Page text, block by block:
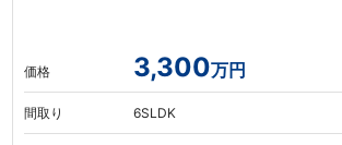
価格 3,300万円
間取り 6SLDK